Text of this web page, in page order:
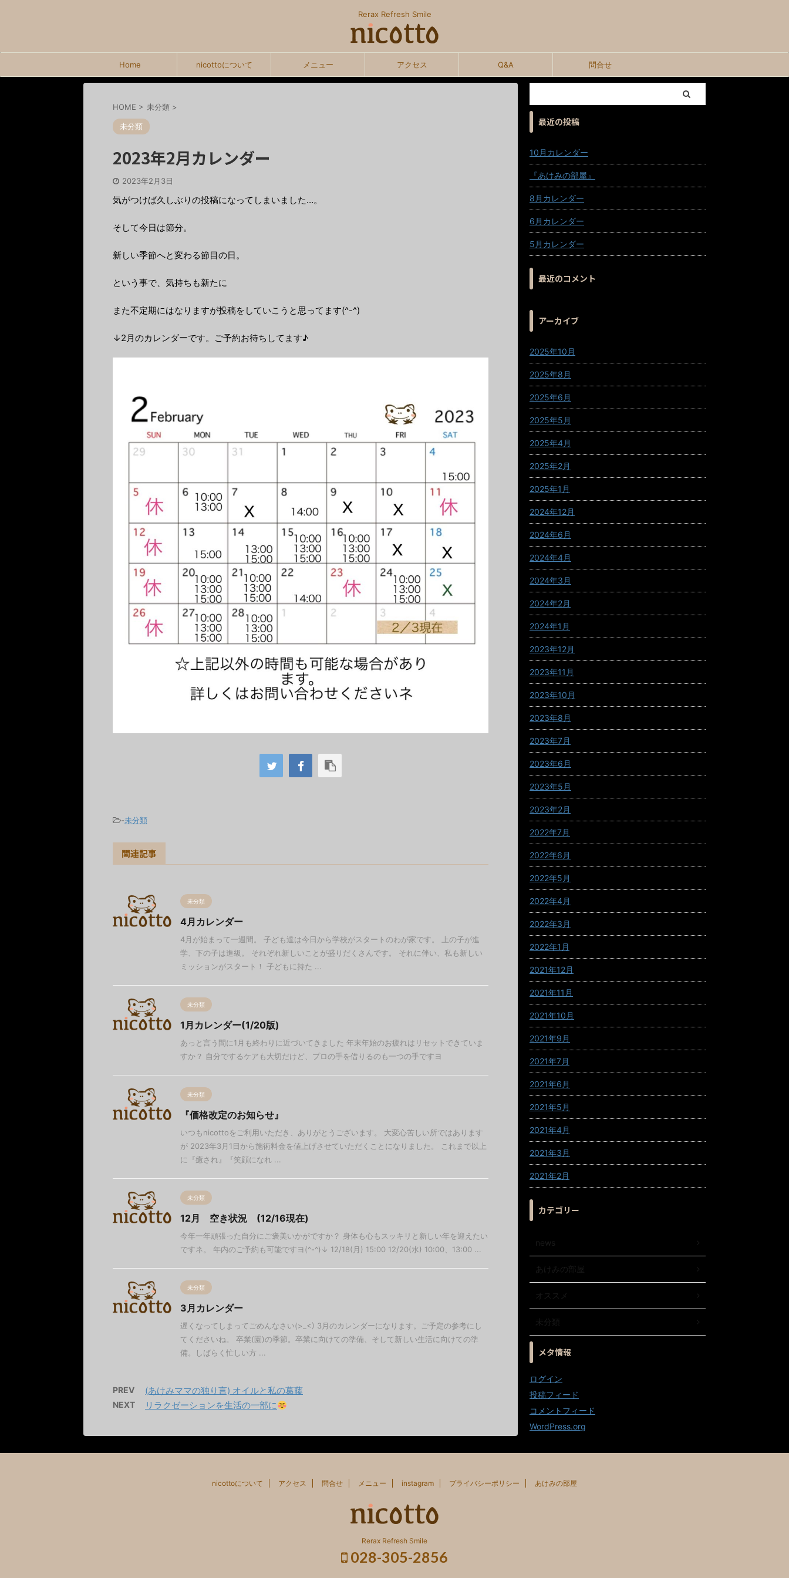
Rerax Refresh Smile
Home nicottoについて メニュー アクセス Q&A 問合せ
HOME > 未分類 >
未分類
2023年2月カレンダー
2023年2月3日
気がつけば久しぶりの投稿になってしまいました…。
そして今日は節分。
新しい季節へと変わる節目の日。
という事で、気持ちも新たに
また不定期にはなりますが投稿をしていこうと思ってます(^-^)
↓2月のカレンダーです。ご予約お待ちしてます♪
-未分類
関連記事
未分類
4月カレンダー
4月が始まって一週間。 子ども達は今日から学校がスタートのわが家です。 上の子が進
学、下の子は進級。 それぞれ新しいことが盛りだくさんです。 それに伴い、私も新しい
ミッションがスタート！ 子どもに持た ...
未分類
1月カレンダー(1/20版)
あっと言う間に1月も終わりに近づいてきました 年末年始のお疲れはリセットできていま
すか？ 自分でするケアも大切だけど、プロの手を借りるのも一つの手ですヨ
未分類
『価格改定のお知らせ』
いつもnicottoをご利用いただき、ありがとうございます。 大変心苦しい所ではあります
が 2023年3月1日から施術料金を値上げさせていただくことになりました。 これまで以上
に『癒され』『笑顔になれ ...
未分類
12月 空き状況 (12/16現在)
今年一年頑張った自分にご褒美いかがですか？ 身体も心もスッキリと新しい年を迎えたい
ですネ。 年内のご予約も可能ですヨ(^-^)↓ 12/18(月) 15:00 12/20(水) 10:00、13:00 ...
未分類
3月カレンダー
遅くなってしまってごめんなさい(>_<) 3月のカレンダーになります。ご予定の参考にし
てくださいね。 卒業(園)の季節。卒業に向けての準備、そして新しい生活に向けての準
備。しばらく忙しい方 ...
PREV (あけみママの独り言) オイルと私の葛藤
NEXT リラクゼーションを生活の一部に
最近の投稿
10月カレンダー
『あけみの部屋』
8月カレンダー
6月カレンダー
5月カレンダー
最近のコメント
アーカイブ
2025年10月
2025年8月
2025年6月
2025年5月
2025年4月
2025年2月
2025年1月
2024年12月
2024年6月
2024年4月
2024年3月
2024年2月
2024年1月
2023年12月
2023年11月
2023年10月
2023年8月
2023年7月
2023年6月
2023年5月
2023年2月
2022年7月
2022年6月
2022年5月
2022年4月
2022年3月
2022年1月
2021年12月
2021年11月
2021年10月
2021年9月
2021年7月
2021年6月
2021年5月
2021年4月
2021年3月
2021年2月
カテゴリー
news
あけみの部屋
オススメ
未分類
メタ情報
ログイン
投稿フィード
コメントフィード
WordPress.org
nicottoについて アクセス 問合せ メニュー instagram プライバシーポリシー あけみの部屋
Rerax Refresh Smile
028-305-2856